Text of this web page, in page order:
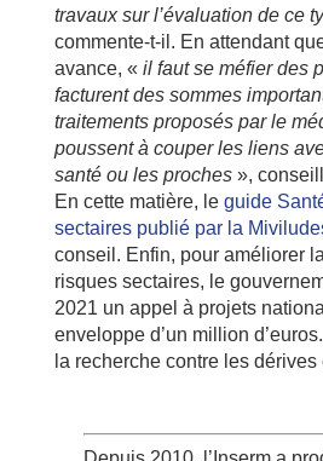
travaux sur l’évaluation de ce
commente-t-il. En attendant
avance, « il faut se méfier des
facturent des sommes
traitements proposés par le
poussent à couper les liens
santé ou les proches»,
En cette matière, le guide
sectaires publié par la
conseil. Enfin, pour améliorer
risques sectaires, le
2021 un appel à projets
enveloppe d’un million
la recherche contre les dérives